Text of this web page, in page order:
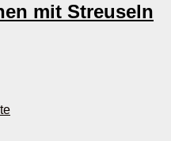
mit Streuseln